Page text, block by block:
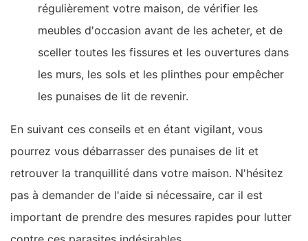
régulièrement votre maison, de vérifier les
meubles d'occasion avant de les acheter, et de
sceller toutes les fissures et les ouvertures dans
les murs, les sols et les plinthes pour empêcher
les punaises de lit de revenir.
En suivant ces conseils et en étant vigilant, vous
pourrez vous débarrasser des punaises de lit et
retrouver la tranquillité dans votre maison. N'hésitez
pas à demander de l'aide si nécessaire, car il est
important de prendre des mesures rapides pour lutter